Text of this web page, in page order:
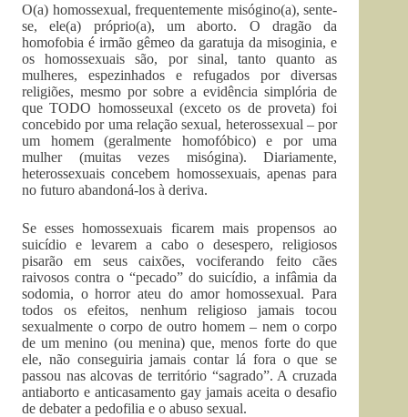
O(a) homossexual, frequentemente misógino(a), sente-
se, ele(a) próprio(a), um aborto. O dragão da
homofobia é irmão gêmeo da garatuja da misoginia, e
os homossexuais são, por sinal, tanto quanto as
mulheres, espezinhados e refugados por diversas
religiões, mesmo por sobre a evidência simplória de
que TODO homosseuxal (exceto os de proveta) foi
concebido por uma relação sexual, heterossexual – por
um homem (geralmente homofóbico) e por uma
mulher (muitas vezes misógina). Diariamente,
heterossexuais concebem homossexuais, apenas para
no futuro abandoná-los à deriva.
Se esses homossexuais ficarem mais propensos ao
suicídio e levarem a cabo o desespero, religiosos
pisarão em seus caixões, vociferando feito cães
raivosos contra o “pecado” do suicídio, a infâmia da
sodomia, o horror ateu do amor homossexual. Para
todos os efeitos, nenhum religioso jamais tocou
sexualmente o corpo de outro homem – nem o corpo
de um menino (ou menina) que, menos forte do que
ele, não conseguiria jamais contar lá fora o que se
passou nas alcovas de território “sagrado”. A cruzada
antiaborto e anticasamento gay jamais aceita o desafio
de debater a pedofilia e o abuso sexual.